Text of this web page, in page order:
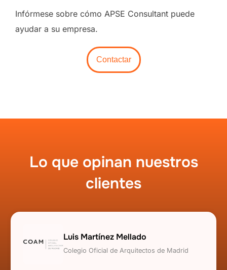
Infórmese sobre cómo APSE Consultant puede
ayudar a su empresa.
Contactar
Lo que opinan nuestros
clientes
Luis Martínez Mellado
Colegio Oficial de Arquitectos de Madrid